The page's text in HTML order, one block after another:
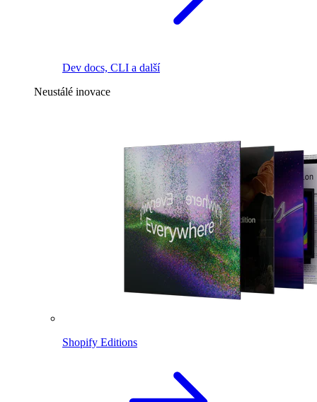
Dev docs, CLI a další
Neustálé inovace
Shopify Editions